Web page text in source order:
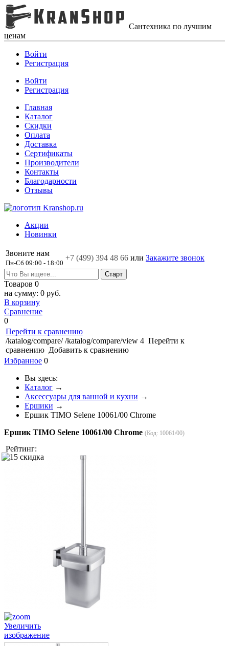
Сантехника по лучшим
ценам
Войти
Регистрация
Войти
Регистрация
Главная
Каталог
Скидки
Оплата
Доставка
Сертификаты
Производители
Контакты
Благодарности
Отзывы
Акции
Новинки
Звоните нам
Пн-Сб 09:00 - 18:00
+7 (499) 394 48 66 или Закажите звонок
Товаров 0
на сумму: 0 руб.
В корзину
Сравнение
0
Перейти к сравнению
/katalog/compare/ /katalog/compare/view 4 Перейти к
сравнению Добавить к сравнению
Избранное 0
Вы здесь:
Каталог →
Аксессуары для ванной и кухни →
Ершики →
Ершик TIMO Selene 10061/00 Chrome
Ершик TIMO Selene 10061/00 Chrome (Код: 10061/00)
Рейтинг:
Увеличить
изображение